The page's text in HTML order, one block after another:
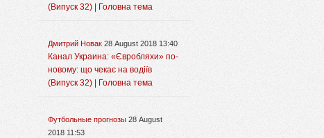
(Випуск 32) | Головна тема
Дмитрий Новак 28 August 2018 13:40
Канал Украина: «Євробляхи» по-
новому: що чекає на водіїв
(Випуск 32) | Головна тема
Футбольные прогнозы 28 August
2018 11:53